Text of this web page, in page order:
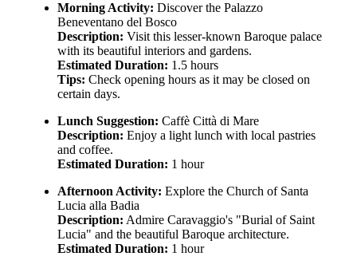
Morning Activity: Discover the Palazzo
Beneventano del Bosco
Description: Visit this lesser-known Baroque palace
with its beautiful interiors and gardens.
Estimated Duration: 1.5 hours
Tips: Check opening hours as it may be closed on
certain days.
Lunch Suggestion: Caffè Città di Mare
Description: Enjoy a light lunch with local pastries
and coffee.
Estimated Duration: 1 hour
Afternoon Activity: Explore the Church of Santa
Lucia alla Badia
Description: Admire Caravaggio's "Burial of Saint
Lucia" and the beautiful Baroque architecture.
Estimated Duration: 1 hour